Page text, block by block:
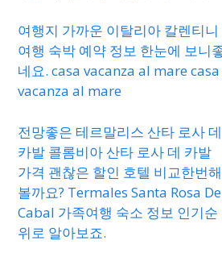
여행지 가까운 이탈리아 칼렌티니
여행 숙박 예약 정보 한눈에 보니
네요. casa vacanza al mare casa
vacanza al mare
전망좋은 테르말리스 산타 로사 데
카발 콜롬비아 산타 로사 데 카발
가격 괜찮은 할인 호텔 비교한번해
볼까요? Termales Santa Rosa De
Cabal 가족여행 숙소 정보 인기순
위로 알아보죠.